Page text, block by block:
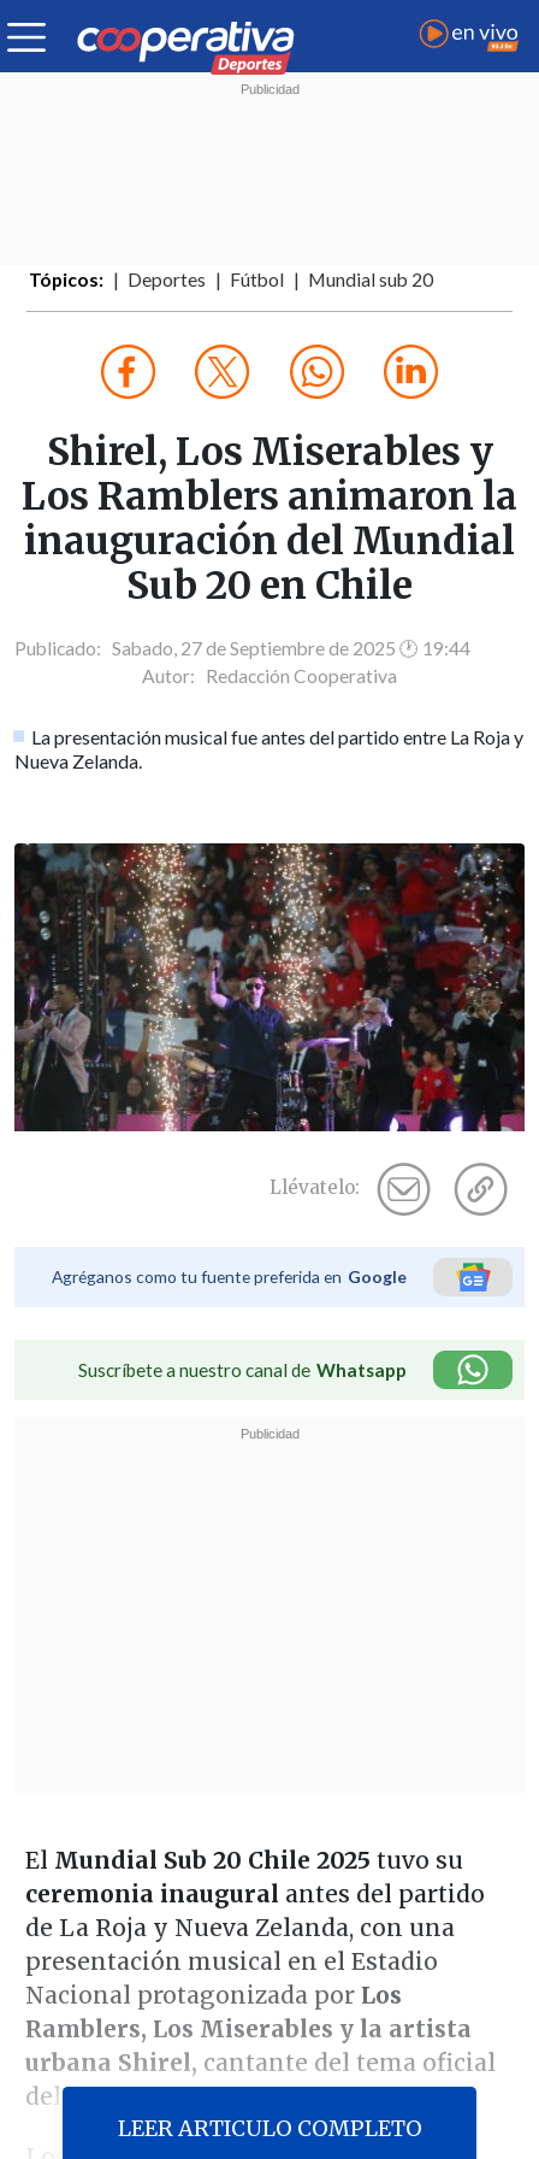
Tópicos: Deportes Fútbol Mundial sub 20
Shirel, Los Miserables y
Los Ramblers animaron la
inauguración del Mundial
Sub 20 en Chile
Publicado: Sabado, 27 de Septiembre de 2025 🕐 19:44
Autor: Redacción Cooperativa
La presentación musical fue antes del partido entre La Roja y
Nueva Zelanda.
Llévatelo:
Agréganos como tu fuente preferida en Google
Suscríbete a nuestro canal de Whatsapp
El Mundial Sub 20 Chile 2025 tuvo su
ceremonia inaugural antes del partido
de La Roja y Nueva Zelanda, con una
presentación musical en el Estadio
Nacional protagonizada por Los
Ramblers, Los Miserables y la artista
urbana Shirel, cantante del tema oficial
del torneo.
LEER ARTICULO COMPLETO